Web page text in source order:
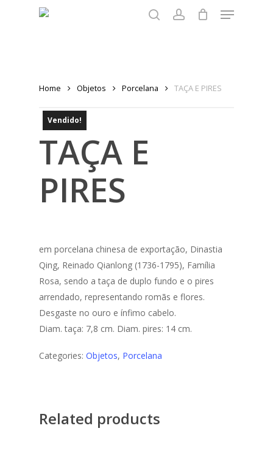
Menu
Home Objetos Porcelana TAÇA E PIRES
Vendido!
TAÇA E
PIRES
em porcelana chinesa de exportação, Dinastia
Qing, Reinado Qianlong (1736-1795), Família
Rosa, sendo a taça de duplo fundo e o pires
arrendado, representando romãs e flores.
Desgaste no ouro e ínfimo cabelo.
Diam. taça: 7,8 cm. Diam. pires: 14 cm.
Categories: Objetos, Porcelana
Related products